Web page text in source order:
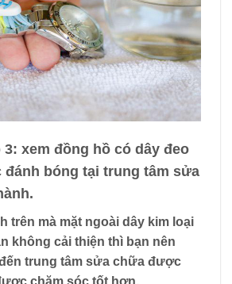
xem đồng hồ có dây đeo
đánh bóng tại trung tâm sửa
trên mà mặt ngoài dây kim loại
không cải thiện thì bạn nên
trung tâm sửa chữa được
chăm sóc tốt hơn.